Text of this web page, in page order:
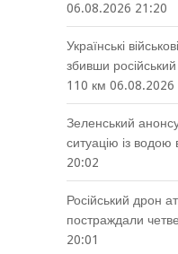
06.08.2026 21:20
Українські
збивши
110 км 06.08.2026
Зеленський
ситуацію із водою
20:02
Російський дрон
постраждали
20:01